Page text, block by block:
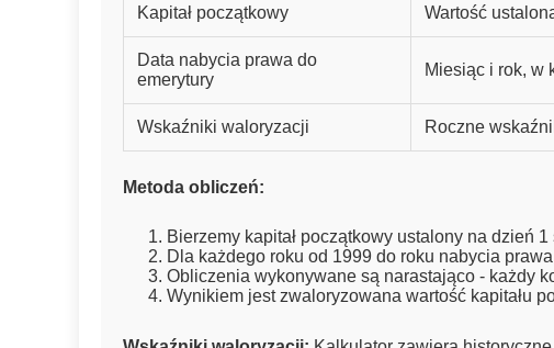
Kapitał początkowy Wartość
Data nabycia prawa do
emerytury
Miesiąc i rok, w
Wskaźniki waloryzacji Roczne
Metoda obliczeń:
Bierzemy kapitał początkowy ustalony na dzień 1
Dla każdego roku od 1999 do roku nabycia
Obliczenia wykonywane są narastająco - każdy
Wynikiem jest zwaloryzowana wartość kapitału